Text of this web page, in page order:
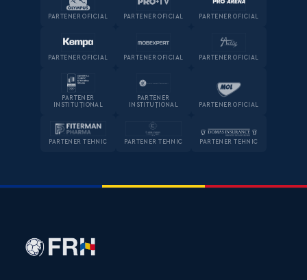
PARTENER OFICIAL PARTENER OFICIAL PARTENER OFICIAL
PARTENER OFICIAL PARTENER OFICIAL PARTENER OFICIAL
PARTENER
INSTITUȚIONAL
PARTENER
INSTITUȚIONAL
PARTENER OFICIAL
PARTENER TEHNIC PARTENER TEHNIC PARTENER TEHNIC